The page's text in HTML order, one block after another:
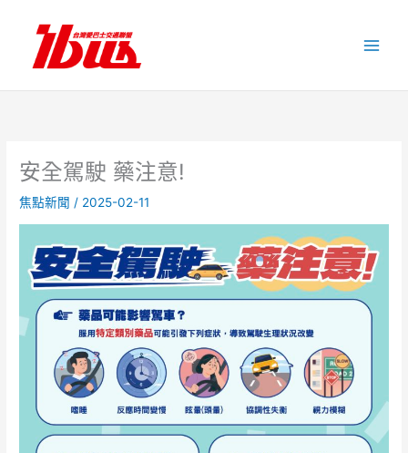
內
安全駕駛 藥注意!
焦點新聞 / 2025-02-11